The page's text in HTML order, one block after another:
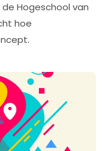
Hogeschool van
hoe